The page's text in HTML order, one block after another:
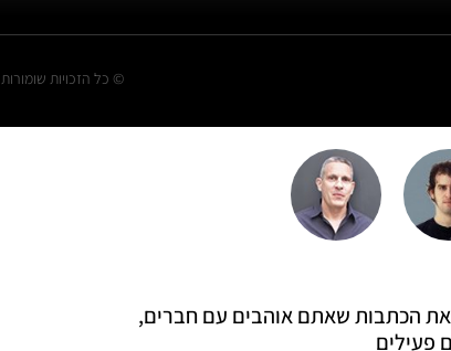
© כל הזכויות שומורות
את הכתבות שאתם אוהבים עם חברים,
פעילים